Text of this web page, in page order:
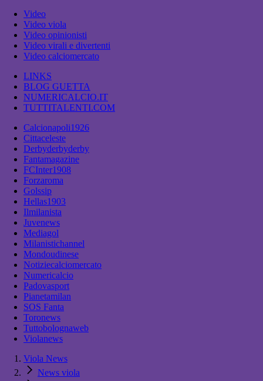
Video
Video viola
Video opinionisti
Video virali e divertenti
Video calciomercato
LINKS
BLOG GUETTA
NUMERICALCIO.IT
TUTTITALENTI.COM
Calcionapoli1926
Cittaceleste
Derbyderbyderby
Fantamagazine
FCInter1908
Forzaroma
Golssip
Hellas1903
Ilmilanista
Juvenews
Mediagol
Milanistichannel
Mondoudinese
Notiziecalciomercato
Numericalcio
Padovasport
Pianetamilan
SOS Fanta
Toronews
Tuttobolognaweb
Violanews
Viola News
News viola